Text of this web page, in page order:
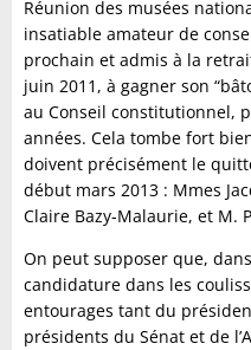
Réunion des musées
insatiable amateur de
prochain et admis à la
juin 2011, à gagner son
au Conseil constitutionnel,
années. Cela tombe fort
doivent précisément le
début mars 2013 : Mmes
Claire Bazy-Malaurie, et M.
On peut supposer que,
candidature dans les
entourages tant du
présidents du Sénat et de